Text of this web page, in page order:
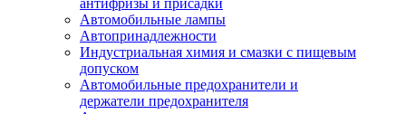
антифризы и присадки
Автомобильные лампы
Автопринадлежности
Индустриальная химия и смазки с пищевым
допуском
Автомобильные предохранители и
держатели предохранителя